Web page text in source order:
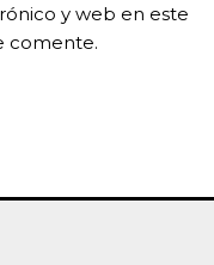
y web en este
comente.